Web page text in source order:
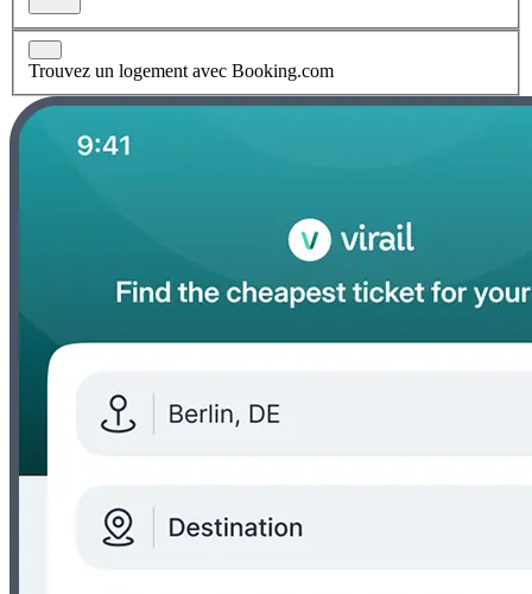
Trouvez un logement avec Booking.com